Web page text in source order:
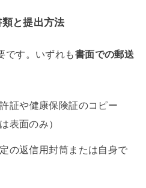
と提出方法
です。いずれも書面での郵送
証や健康保険証のコピー
表面のみ）
の返信用封筒または自身で